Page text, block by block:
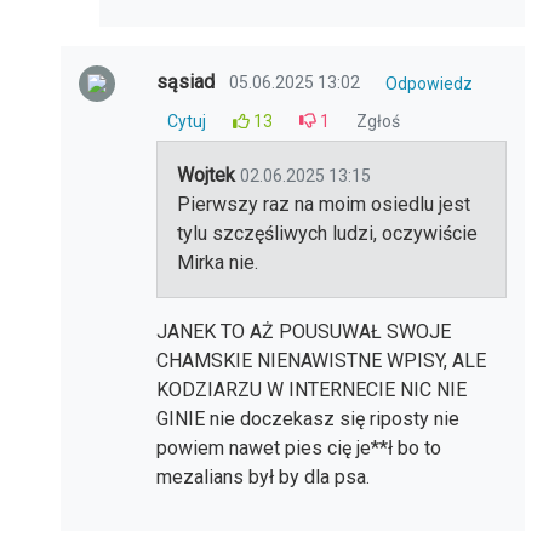
sąsiad 05.06.2025 13:02
Odpowiedz
Cytuj
13 1 Zgłoś
Wojtek 02.06.2025 13:15
Pierwszy raz na moim osiedlu jest
tylu szczęśliwych ludzi, oczywiście
Mirka nie.
JANEK TO AŻ POUSUWAŁ SWOJE
CHAMSKIE NIENAWISTNE WPISY, ALE
KODZIARZU W INTERNECIE NIC NIE
GINIE nie doczekasz się riposty nie
powiem nawet pies cię je**ł bo to
mezalians był by dla psa.